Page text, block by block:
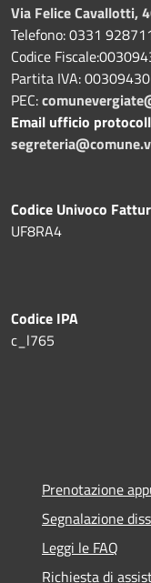
Via Felice Cavallotti,
Telefono: 0331
Codice
Partita IVA:
PEC:
Email ufficio
Codice Univoco
UF8RA4
Codice IPA
c_l765
Prenotazione
Segnalazione
Leggi le FAQ
Richiesta di